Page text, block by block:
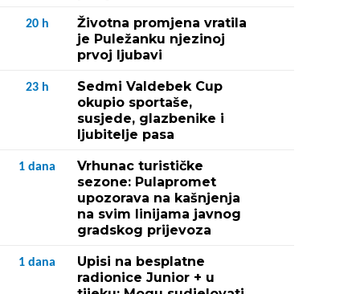
20 h
Životna promjena vratila
je Puležanku njezinoj
prvoj ljubavi
23 h
Sedmi Valdebek Cup
okupio sportaše,
susjede, glazbenike i
ljubitelje pasa
1 dana
Vrhunac turističke
sezone: Pulapromet
upozorava na kašnjenja
na svim linijama javnog
gradskog prijevoza
1 dana
Upisi na besplatne
radionice Junior + u